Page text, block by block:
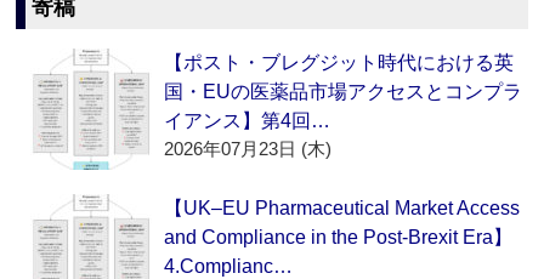
寄稿
【ポスト・ブレグジット時代における英
国・EUの医薬品市場アクセスとコンプラ
イアンス】第4回…
2026年07月23日 (木)
【UK–EU Pharmaceutical Market Access
and Compliance in the Post-Brexit Era】
4.Complianc…